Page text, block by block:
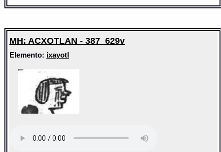
MH: ACXOTLAN - 387_629v
Elemento: ixayotl